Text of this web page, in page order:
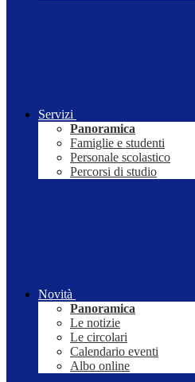
Servizi
Panoramica
Famiglie e studenti
Personale scolastico
Percorsi di studio
Novità
Panoramica
Le notizie
Le circolari
Calendario eventi
Albo online